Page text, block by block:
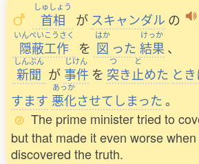
しゅしょう
首相 が スキャンダル の
いんぺいこうさく
隠蔽工作 を
はか
図 った
けっか
結果 、
しんぶん
新聞 が
じけん
事件 を
つ
突き
と
止めた と
すます
あっか
悪化させてしまった。
The prime minister tried to
but that made it even worse
discovered the truth.